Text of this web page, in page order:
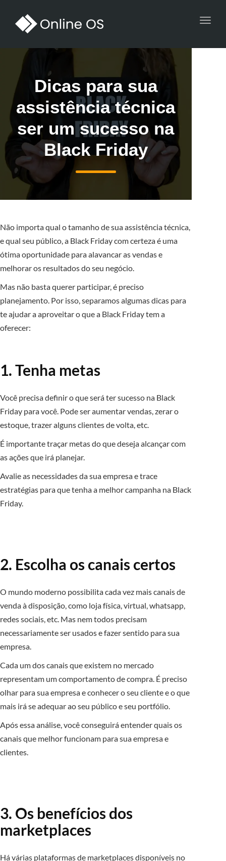
Dicas para sua
assistência técnica
ser um sucesso na
Black Friday
Não importa qual o tamanho de sua assistência técnica,
e qual seu público, a Black Friday com certeza é uma
ótima oportunidade para alavancar as vendas e
melhorar os resultados do seu negócio.
Mas não basta querer participar, é preciso
planejamento. Por isso, separamos algumas dicas para
te ajudar a aproveitar o que a Black Friday tem a
oferecer:
1. Tenha metas
Você precisa definir o que será ter sucesso na Black
Friday para você. Pode ser aumentar vendas, zerar o
estoque, trazer alguns clientes de volta, etc.
É importante traçar metas do que deseja alcançar com
as ações que irá planejar.
Avalie as necessidades da sua empresa e trace
estratégias para que tenha a melhor campanha na Black
Friday.
2. Escolha os canais certos
O mundo moderno possibilita cada vez mais canais de
venda à disposição, como loja física, virtual, whatsapp,
redes sociais, etc. Mas nem todos precisam
necessariamente ser usados e fazer sentido para sua
empresa.
Cada um dos canais que existem no mercado
representam um comportamento de compra. É preciso
olhar para sua empresa e conhecer o seu cliente e o que
mais irá se adequar ao seu público e seu portfólio.
Após essa análise, você conseguirá entender quais os
canais que melhor funcionam para sua empresa e
clientes.
3. Os benefícios dos
marketplaces
Há várias plataformas de marketplaces disponíveis no